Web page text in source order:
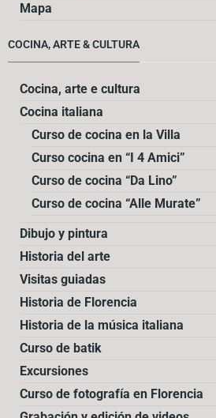
Mapa
COCINA, ARTE & CULTURA
Cocina, arte e cultura
Cocina italiana
Curso de cocina en la Villa
Curso cocina en “I 4 Amici”
Curso de cocina “Da Lino”
Curso de cocina “Alle Murate”
Dibujo y pintura
Historia del arte
Visitas guiadas
Historia de Florencia
Historia de la música italiana
Curso de batik
Excursiones
Curso de fotografía en Florencia